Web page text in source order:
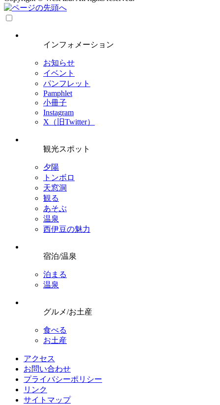
インフォメーション
お知らせ
イベント
パンフレット
Pamphlet
小冊子
Instagram
X（旧Twitter）
観光スポット
夕陽
トンボロ
天窓洞
観る
あそぶ
温泉
西伊豆の魅力
宿泊/温泉
泊まる
温泉
グルメ/お土産
食べる
お土産
アクセス
お問い合わせ
プライバシーポリシー
リンク
サイトマップ